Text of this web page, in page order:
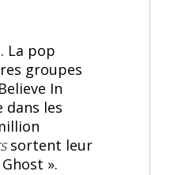
La pop
groupes
In
dans les
sortent leur
».